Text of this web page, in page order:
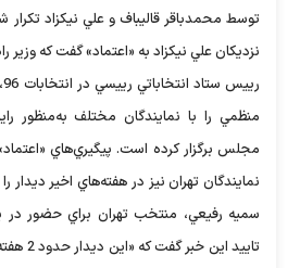
توسط محمدباقر قاليباف و علي نيكزاد
نزديكان علي نيكزاد به «اعتماد» گفت كه
منظمي را با نمايندگان مختلف به‌منظور
مجلس برگزار كرده است. پيگيري‌هاي
نمايندگان تهران نيز در هفته‌هاي اخير ديدار
سميه رفيعي، منتخب تهران براي حضور
تاييد